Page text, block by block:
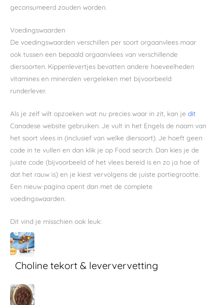
geconsumeerd zouden worden.
Voedingswaarden
De voedingswaarden verschillen per soort orgaanvlees maar
ook tussen een bepaald orgaanvlees van verschillende
diersoorten. Kippenlevertjes bevatten andere hoeveelheden
vitamines en mineralen vergeleken met bijvoorbeeld
runderlever.
Als je zelf wilt opzoeken wat nu precies waar in zit, kan jedit
Canadese website gebruiken. Je vult in het Engels de naam van
het soort vlees in (inclusief van welke diersoort). Je hoeft geen
code in te vullen en dan klik je op Food search. Dan kies je de
juiste code (bijvoorbeeld of het vlees bereid is en zo ja hoe of
dat het rauw is) en je kiest vervolgens de juiste portiegrootte.
Een nieuw pagina opent dan met de complete
voedingswaarden.
Dit vind je misschien ook leuk:
Choline tekort & leververvetting